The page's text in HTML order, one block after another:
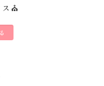
⛪